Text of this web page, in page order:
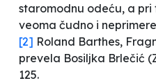
staromodnu odeću, a pri
veoma čudno i
[2] Roland Barthes,
prevela Bosiljka Brlečić
125.